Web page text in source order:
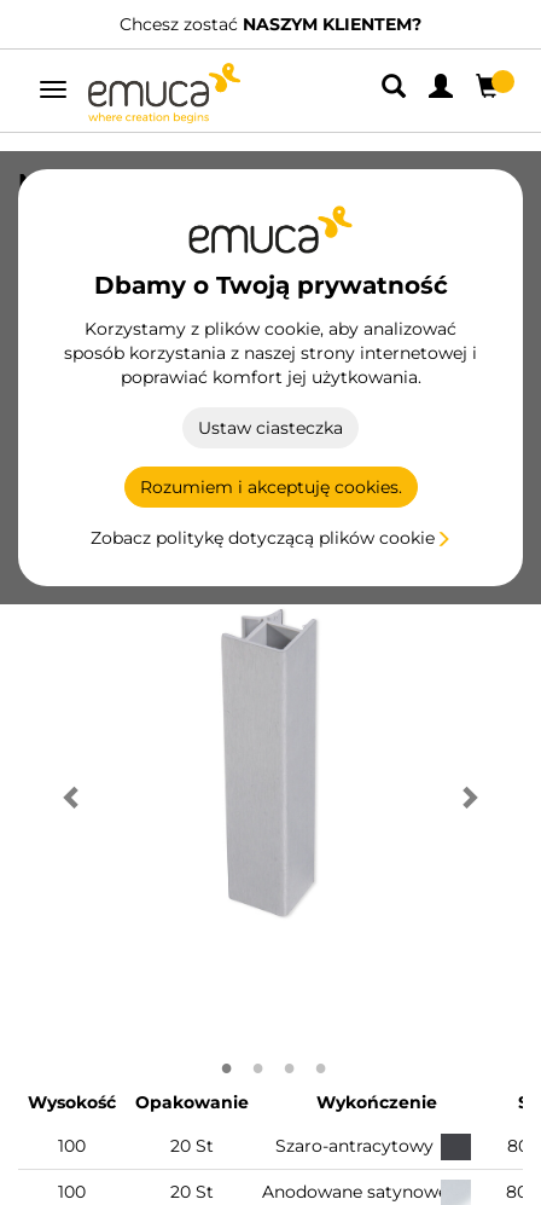
Chcesz zostać NASZYM KLIENTEM?
Przełącz
nawigację
Dbamy o Twoją prywatność
Korzystamy z plików cookie, aby analizować
sposób korzystania z naszej strony internetowej i
poprawiać komfort jej użytkowania.
Ustaw ciasteczka
Rozumiem i akceptuję cookies.
Zobacz politykę dotyczącą plików cookie
Narożnik 90 stopni do cokołu
kuchennego Plasline, wysokość 165
mm, Plastik i Aluminium, Anodowany
8919463 / 8432393123141
Podstawowe produkty
Zostań klientem
Karta produktu
Wysokość Opakowanie Wykończenie
100
20 St Szaro-antracytowy
100 20 St Anodowane satynowe